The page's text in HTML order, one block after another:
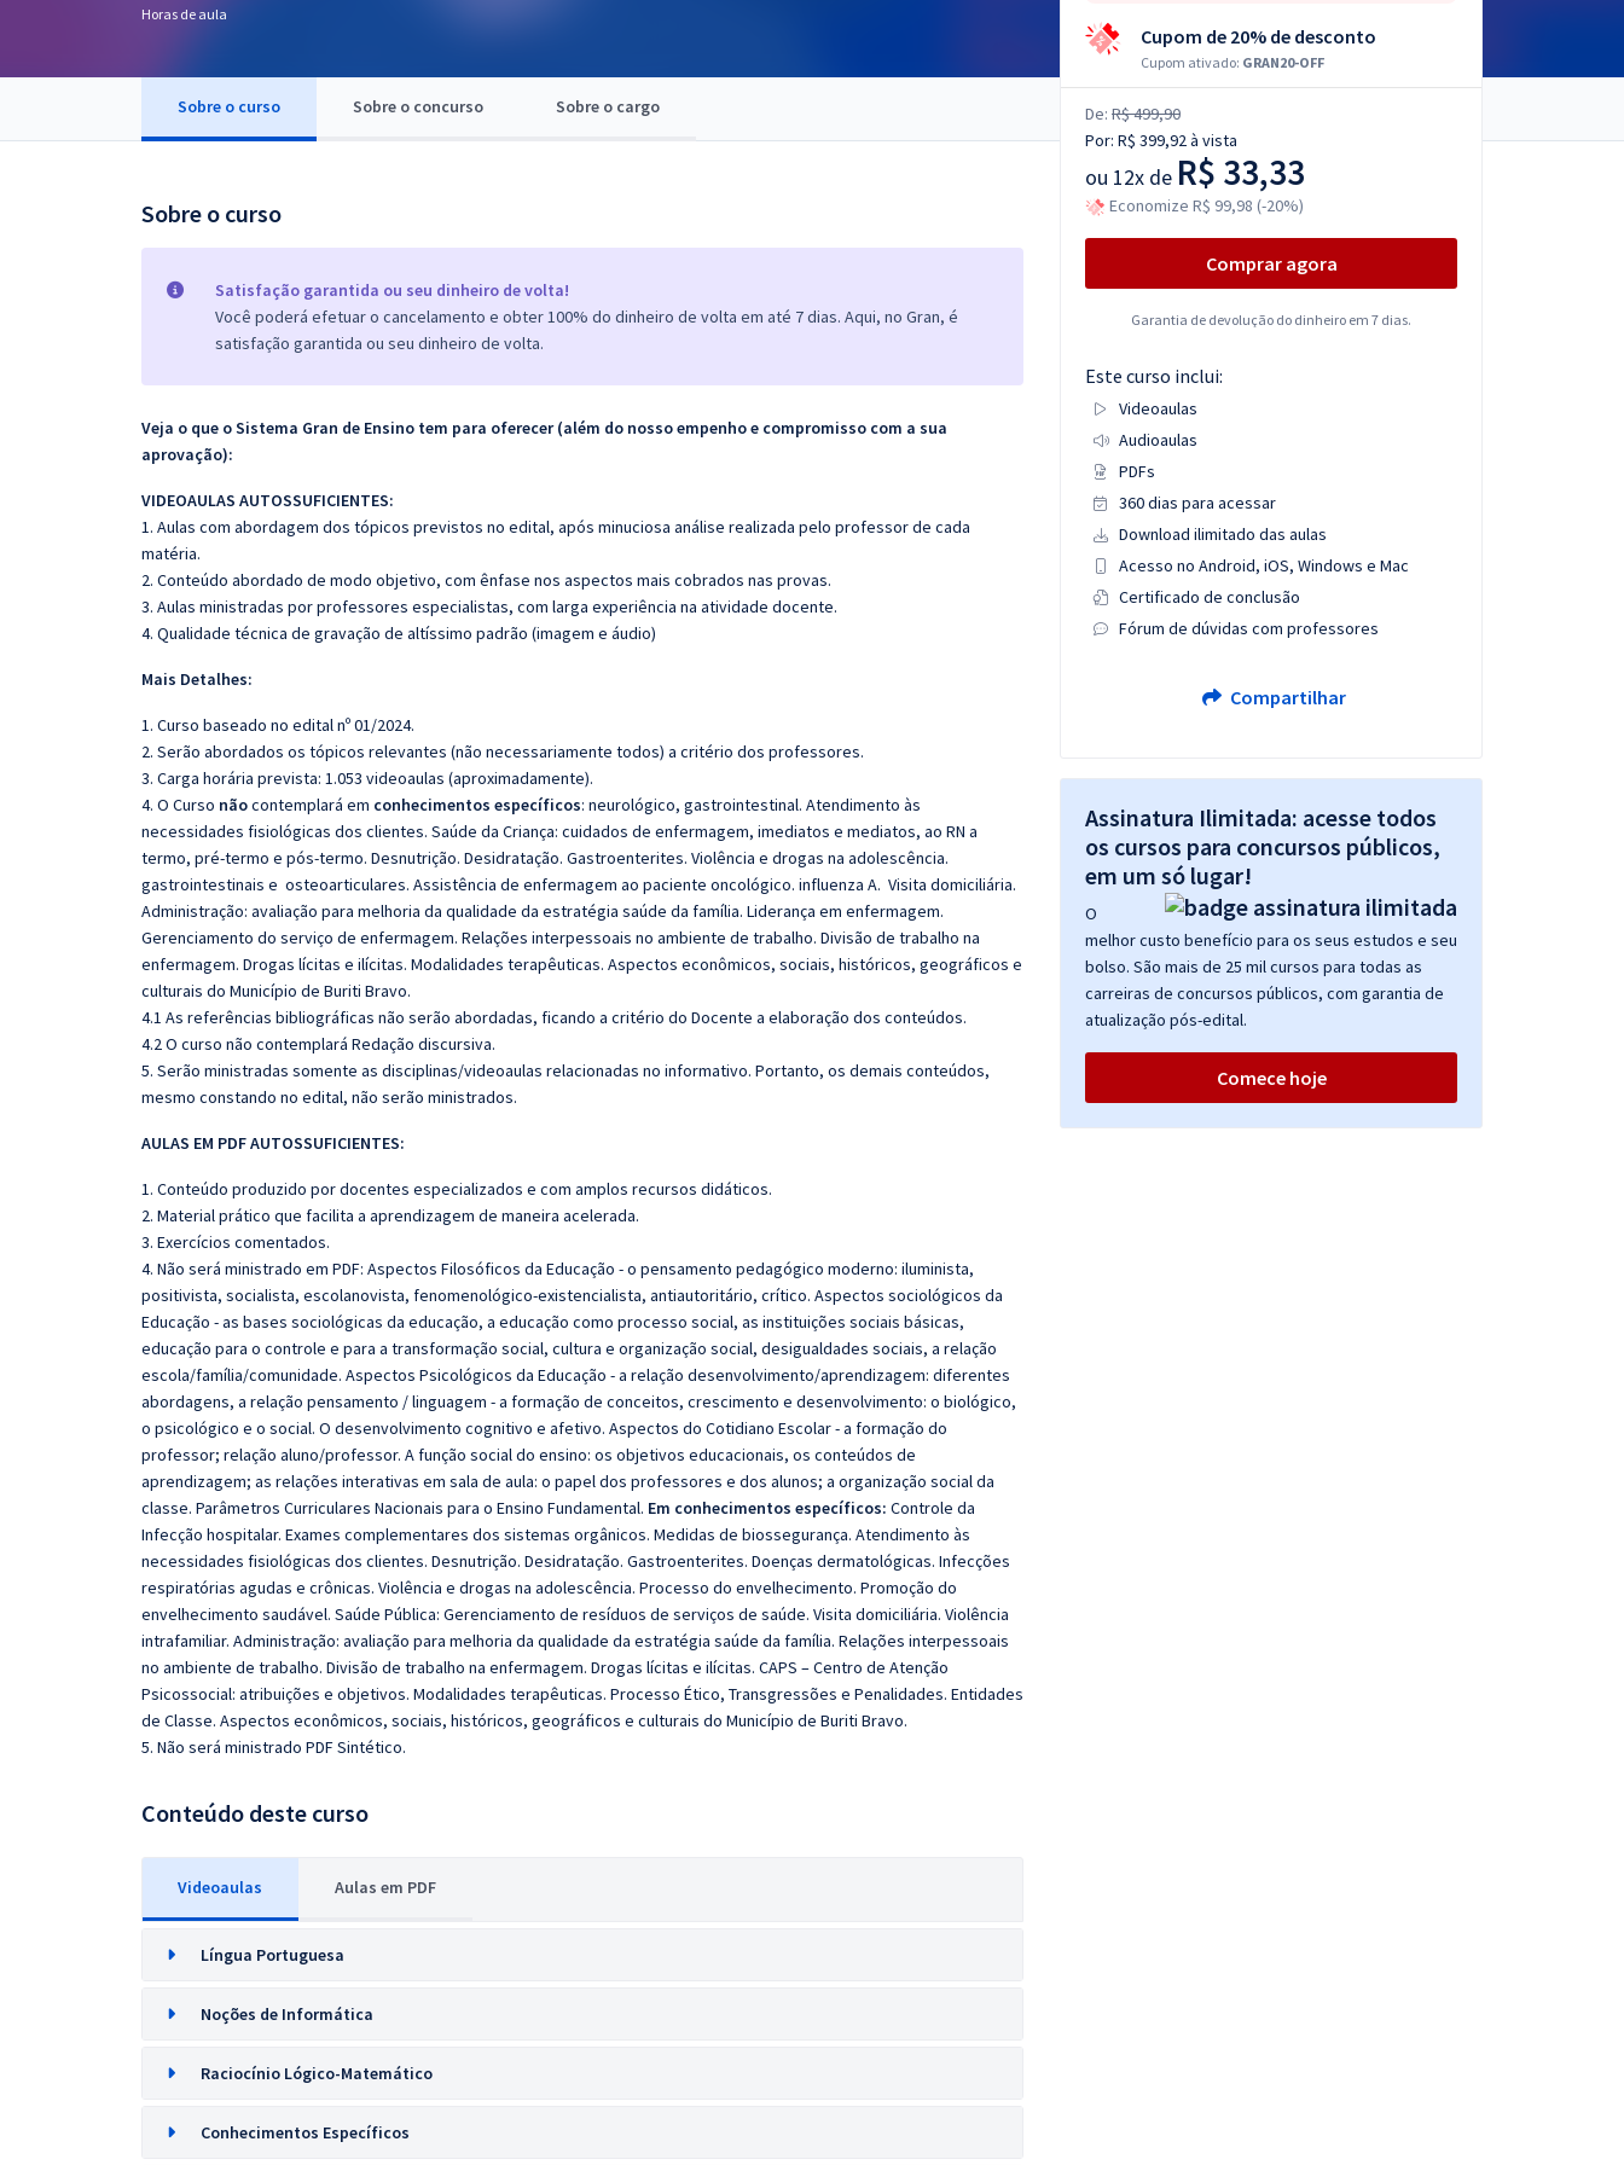
OAB
Questões grátis
Conteúdo gratuito
Horas de aula
Sobre o curso Sobre o concurso Sobre o cargo
Sobre o curso
Satisfação garantida ou seu dinheiro de volta!
Você poderá efetuar o cancelamento e obter 100% do dinheiro de volta em até 7 dias. Aqui, no Gran, é
satisfação garantida ou seu dinheiro de volta.
Veja o que o Sistema Gran de Ensino tem para oferecer (além do nosso empenho e compromisso com a sua
aprovação):
VIDEOAULAS AUTOSSUFICIENTES:
1. Aulas com abordagem dos tópicos previstos no edital, após minuciosa análise realizada pelo professor de cada
matéria.
2. Conteúdo abordado de modo objetivo, com ênfase nos aspectos mais cobrados nas provas.
3. Aulas ministradas por professores especialistas, com larga experiência na atividade docente.
4. Qualidade técnica de gravação de altíssimo padrão (imagem e áudio)
Mais Detalhes:
1. Curso baseado no edital nº 01/2024.
2. Serão abordados os tópicos relevantes (não necessariamente todos) a critério dos professores.
3. Carga horária prevista: 1.053 videoaulas (aproximadamente).
4. O Curso nãocontemplará em conhecimentos específicos: neurológico, gastrointestinal. Atendimento às
necessidades fisiológicas dos clientes. Saúde da Criança: cuidados de enfermagem, imediatos e mediatos, ao RN a
termo, pré-termo e pós-termo. Desnutrição. Desidratação. Gastroenterites. Violência e drogas na adolescência.
gastrointestinais e osteoarticulares. Assistência de enfermagem ao paciente oncológico. influenza A. Visita domiciliária.
Administração: avaliação para melhoria da qualidade da estratégia saúde da família. Liderança em enfermagem.
Gerenciamento do serviço de enfermagem. Relações interpessoais no ambiente de trabalho. Divisão de trabalho na
enfermagem. Drogas lícitas e ilícitas. Modalidades terapêuticas. Aspectos econômicos, sociais, históricos, geográficos e
culturais do Município de Buriti Bravo.
4.1 As referências bibliográficas não serão abordadas, ficando a critério do Docente a elaboração dos conteúdos.
4.2 O curso não contemplará Redação discursiva.
5. Serão ministradas somente as disciplinas/videoaulas relacionadas no informativo. Portanto, os demais conteúdos,
mesmo constando no edital, não serão ministrados.
AULAS EM PDF AUTOSSUFICIENTES:
1. Conteúdo produzido por docentes especializados e com amplos recursos didáticos.
2. Material prático que facilita a aprendizagem de maneira acelerada.
3. Exercícios comentados.
4. Não será ministrado em PDF: Aspectos Filosóficos da Educação - o pensamento pedagógico moderno: iluminista,
positivista, socialista, escolanovista, fenomenológico-existencialista, antiautoritário, crítico. Aspectos sociológicos da
Educação - as bases sociológicas da educação, a educação como processo social, as instituições sociais básicas,
educação para o controle e para a transformação social, cultura e organização social, desigualdades sociais, a relação
escola/família/comunidade. Aspectos Psicológicos da Educação - a relação desenvolvimento/aprendizagem: diferentes
abordagens, a relação pensamento / linguagem - a formação de conceitos, crescimento e desenvolvimento: o biológico,
o psicológico e o social. O desenvolvimento cognitivo e afetivo. Aspectos do Cotidiano Escolar - a formação do
professor; relação aluno/professor. A função social do ensino: os objetivos educacionais, os conteúdos de
aprendizagem; as relações interativas em sala de aula: o papel dos professores e dos alunos; a organização social da
classe. Parâmetros Curriculares Nacionais para o Ensino Fundamental. Em conhecimentos específicos: Controle da
Infecção hospitalar. Exames complementares dos sistemas orgânicos. Medidas de biossegurança. Atendimento às
necessidades fisiológicas dos clientes. Desnutrição. Desidratação. Gastroenterites. Doenças dermatológicas. Infecções
respiratórias agudas e crônicas. Violência e drogas na adolescência. Processo do envelhecimento. Promoção do
envelhecimento saudável. Saúde Pública: Gerenciamento de resíduos de serviços de saúde. Visita domiciliária. Violência
intrafamiliar. Administração: avaliação para melhoria da qualidade da estratégia saúde da família. Relações interpessoais
no ambiente de trabalho. Divisão de trabalho na enfermagem. Drogas lícitas e ilícitas. CAPS – Centro de Atenção
Psicossocial: atribuições e objetivos. Modalidades terapêuticas. Processo Ético, Transgressões e Penalidades. Entidades
de Classe. Aspectos econômicos, sociais, históricos, geográficos e culturais do Município de Buriti Bravo.
5. Não será ministrado PDF Sintético.
Conteúdo deste curso
Videoaulas Aulas em PDF
Língua Portuguesa
Noções de Informática
Raciocínio Lógico-Matemático
Conhecimentos Específicos
Cupom de 20% de desconto
Cupom ativado: GRAN20-OFF
De: R$ 499,90
Por: R$ 399,92à vista
ou 12x de R$ 33,33
Economize R$ 99,98 (-20%)
Comprar agora
Garantia de devolução do dinheiro em 7 dias.
Este curso inclui:
Videoaulas
Audioaulas
PDFs
360 dias para acessar
Download ilimitado das aulas
Acesso no Android, iOS, Windows e Mac
Certificado de conclusão
Fórum de dúvidas com professores
Compartilhar
Assinatura Ilimitada: acesse todos
os cursos para concursos públicos,
em um só lugar!
O
melhor custo benefício para os seus estudos e seu
bolso. São mais de 25 mil cursos para todas as
carreiras de concursos públicos, com garantia de
atualização pós-edital.
Comece hoje